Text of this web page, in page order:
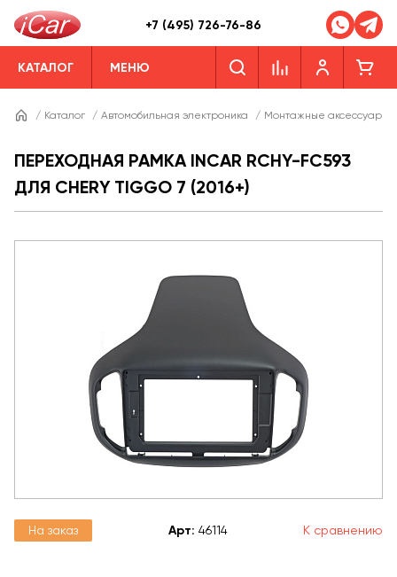
+7 (495) 726-76-86
КАТАЛОГ МЕНЮ
/ Каталог / Автомобильная электроника / Монтажные аксессуары
ПЕРЕХОДНАЯ РАМКА INCAR RCHY-FC593
ДЛЯ CHERY TIGGO 7 (2016+)
На заказ Арт: 46114 К сравнению